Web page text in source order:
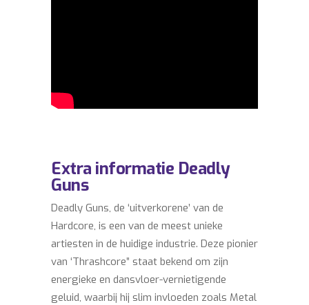
Extra informatie Deadly
Guns
Deadly Guns, de ‘uitverkorene’ van de
Hardcore, is een van de meest unieke
artiesten in de huidige industrie. Deze pionier
van ‘Thrashcore” staat bekend om zijn
energieke en dansvloer-vernietigende
geluid, waarbij hij slim invloeden zoals Metal